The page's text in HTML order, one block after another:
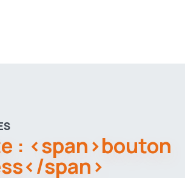
: <span>bouton
span>